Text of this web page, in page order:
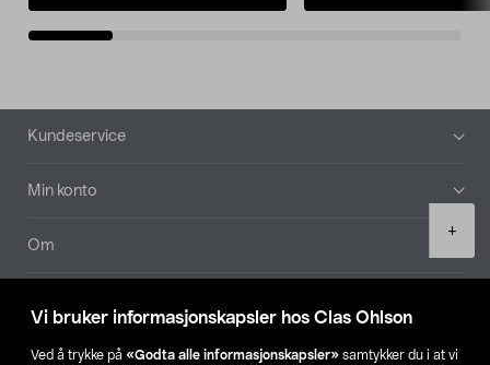
Vi bruker informasjonskapsler hos Clas Ohlson
Ved å trykke på «Godta alle informasjonskapsler» samtykker du i at vi
+
Bunntekst
Kundeservice
Min konto
Om
Våre selskaper